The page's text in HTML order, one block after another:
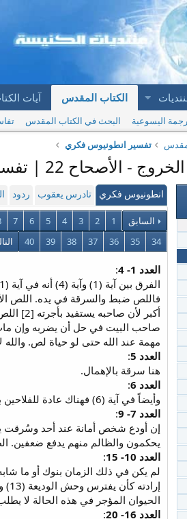
الكتاب المقدس آيات
اليسوعية البحث في الكتاب المقدس
تفسير انطونيوس فكري
22 | تفسير انطونيوس فكري
انطونيوس فكري تادرس يعقوب ردود
السابق 1
2
3
4
5
6
7
34
35
36
37
38
39
40
العدد 1- 4
:
أكبر
مهمة عند الله حتى لو حياة لص.
العدد 5
:
هنا سرقة بالإهمال.
العدد 6
:
وأيضاً في آية (6) فهناك عادة للفلاحين بحرق الشوك.
العدد 7- 9
:
إن أودع شخص أمانة عند أحد وسُرقت
يحكمون والظالم منهم يدفع ضعفين.
العدد 10- 15
:
الحيوان المؤجر في هذه الحالة لا
العدد 16- 20
: